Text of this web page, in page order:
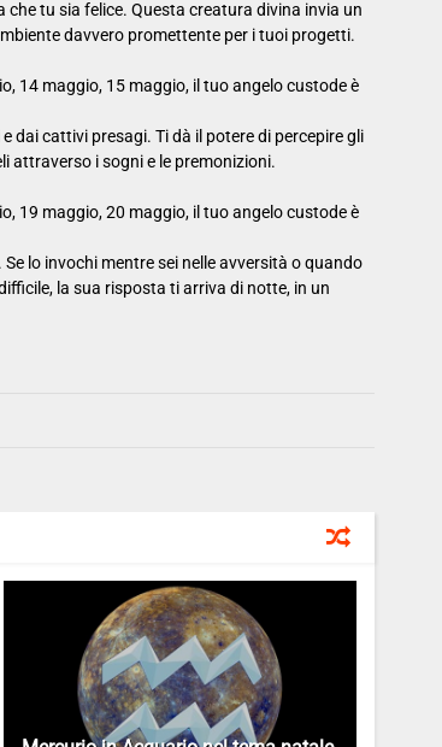
che tu sia felice. Questa creatura divina invia un
davvero promettente per i tuoi progetti.
14 maggio, 15 maggio, il tuo angelo custode è
dai cattivi presagi. Ti dà il potere di percepire gli
attraverso i sogni e le premonizioni.
19 maggio, 20 maggio, il tuo angelo custode è
lo invochi mentre sei nelle avversità o quando
la sua risposta ti arriva di notte, in un